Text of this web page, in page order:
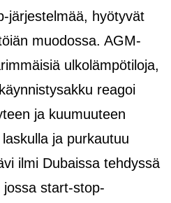
järjestelmää, hyötyvät
muodossa. AGM-
ulkolämpötiloja,
reagoi
ja kuumuuteen
ja purkautuu
ilmi Dubaissa tehdyssä
start-stop-